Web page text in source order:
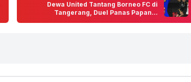
Dewa United Tantang Borneo FC di
Tangerang, Duel Panas Papan...